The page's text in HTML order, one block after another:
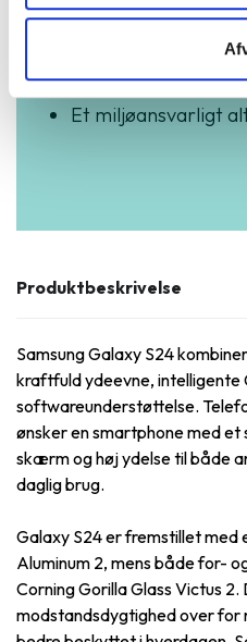
højeste standarder.
Vi står klar til at
vores butikker.
Et miljøansvarligt
Produktbeskrivelse
Samsung Galaxy S24
kraftfuld ydeevne,
softwareunderstøttelse.
ønsker en smartphone med
skærm og høj ydelse til både
daglig brug.
Galaxy S24 er fremstillet med
Aluminum 2, mens både for-
Corning Gorilla Glass Victus
modstandsdygtighed over for